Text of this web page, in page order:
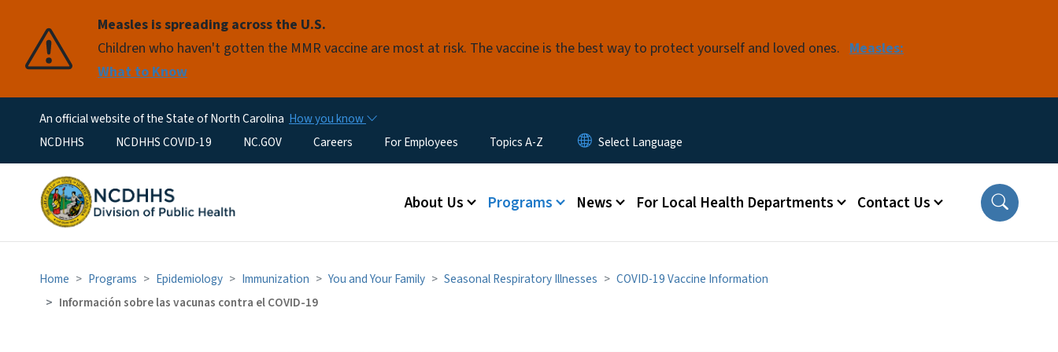
Measles is spreading across the U.S.
Children who haven't gotten the MMR vaccine are most at risk. The vaccine is the best way to protect yourself and loved ones. Measles:
What to Know
An official website of the State of North Carolina How you know
Utility Menu
NCDHHS NCDHHS COVID-19 NC.GOV Careers For Employees Topics A-Z
Main menu
About Us Programs News For Local Health Departments Contact Us
Home Programs Epidemiology Immunization You and Your Family Seasonal Respiratory Illnesses
COVID-19 Vaccine Information
Información sobre las vacunas contra el COVID-19